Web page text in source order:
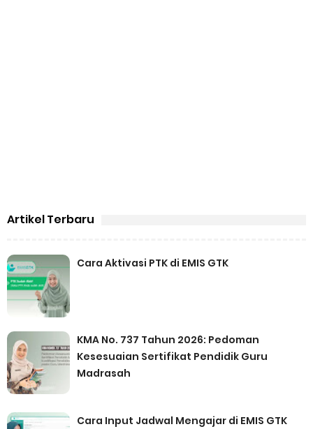
Artikel Terbaru
Cara Aktivasi PTK di EMIS GTK
KMA No. 737 Tahun 2026: Pedoman
Kesesuaian Sertifikat Pendidik Guru
Madrasah
Cara Input Jadwal Mengajar di EMIS GTK